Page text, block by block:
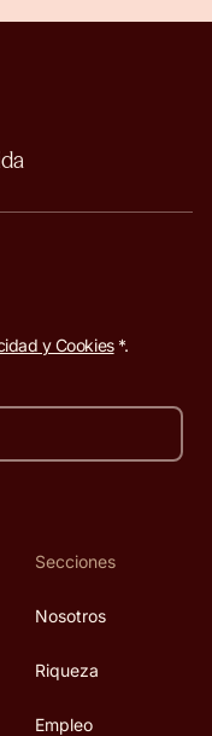
y Cookies*.
Secciones
Nosotros
Riqueza
Empleo